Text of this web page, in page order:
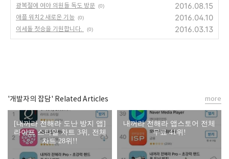
광복절에 여야 의원들 독도 방문 (0) 2016.08.15
애플 워치2 새로운 기능 (0) 2016.04.10
이세돌 첫승을 기원합니다. (0) 2016.03.13
'개발자의 잡담' Related Articles
[내꺼라 전해라 도난 방지 앱]
라이프 스타일 차트 3위, 전체
차트 28위!!
내꺼라 전해라 앱스토어 전체
무료 41위!
more